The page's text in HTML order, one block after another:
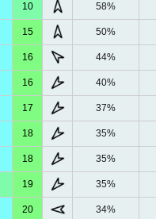
10 58%
15 50%
16 44%
16 40%
17 37%
18 35%
18 35%
19 35%
20 34%